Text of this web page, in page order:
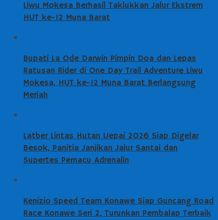
Liwu Mokesa Berhasil Taklukkan Jalur Ekstrem
HUT ke-12 Muna Barat
Bupati La Ode Darwin Pimpin Doa dan Lepas
Ratusan Rider di One Day Trail Adventure Liwu
Mokesa, HUT ke-12 Muna Barat Berlangsung
Meriah
Latber Lintas Hutan Uepai 2026 Siap Digelar
Besok, Panitia Janjikan Jalur Santai dan
Supertes Pemacu Adrenalin
Kenizio Speed Team Konawe Siap Guncang Road
Race Konawe Seri 2, Turunkan Pembalap Terbaik